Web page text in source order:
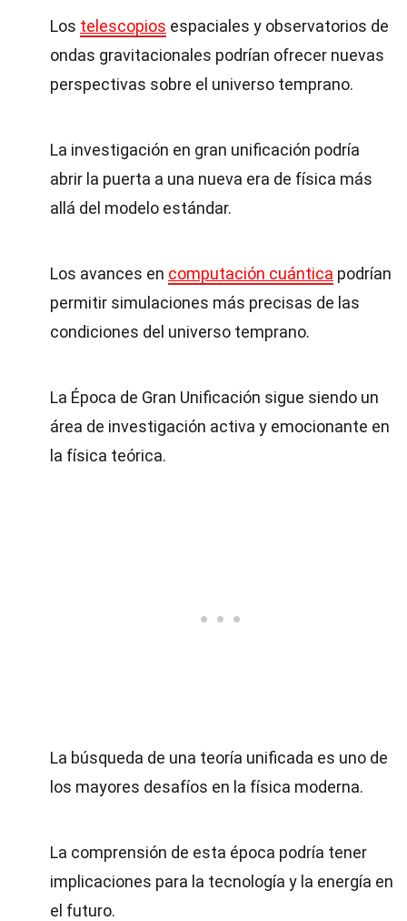
Los telescopios espaciales y observatorios de
ondas gravitacionales podrían ofrecer nuevas
perspectivas sobre el universo temprano.
La investigación en gran unificación podría
abrir la puerta a una nueva era de física más
allá del modelo estándar.
Los avances en computación cuántica podrían
permitir simulaciones más precisas de las
condiciones del universo temprano.
La Época de Gran Unificación sigue siendo un
área de investigación activa y emocionante en
la física teórica.
La búsqueda de una teoría unificada es uno de
los mayores desafíos en la física moderna.
La comprensión de esta época podría tener
implicaciones para la tecnología y la energía en
el futuro.